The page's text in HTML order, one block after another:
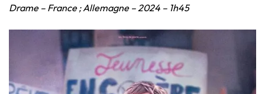
Drame – France ; Allemagne – 2024 – 1h45